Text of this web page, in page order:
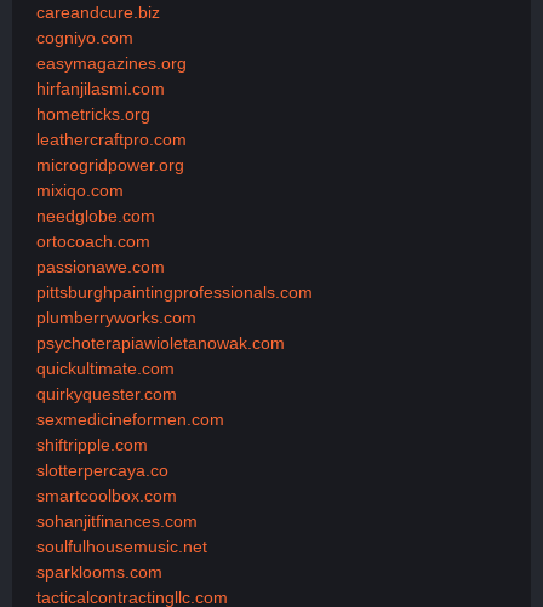
careandcure.biz
cogniyo.com
easymagazines.org
hirfanjilasmi.com
hometricks.org
leathercraftpro.com
microgridpower.org
mixiqo.com
needglobe.com
ortocoach.com
passionawe.com
pittsburghpaintingprofessionals.com
plumberryworks.com
psychoterapiawioletanowak.com
quickultimate.com
quirkyquester.com
sexmedicineformen.com
shiftripple.com
slotterpercaya.co
smartcoolbox.com
sohanjitfinances.com
soulfulhousemusic.net
sparklooms.com
tacticalcontractingllc.com